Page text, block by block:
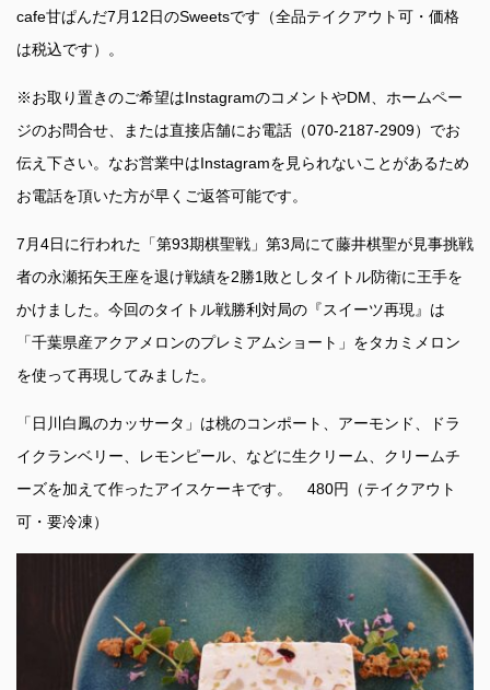
cafe甘ぱんだ7月12日のSweetsです（全品テイクアウト可・価格
は税込です）。
※お取り置きのご希望はInstagramのコメントやDM、ホームペー
ジのお問合せ、または直接店舗にお電話（070-2187-2909）でお
伝え下さい。なお営業中はInstagramを見られないことがあるため
お電話を頂いた方が早くご返答可能です。
7月4日に行われた「第93期棋聖戦」第3局にて藤井棋聖が見事挑戦
者の永瀬拓矢王座を退け戦績を2勝1敗としタイトル防衛に王手を
かけました。今回のタイトル戦勝利対局の『スイーツ再現』は
「千葉県産アクアメロンのプレミアムショート」をタカミメロン
を使って再現してみました。
「日川白鳳のカッサータ」は桃のコンポート、アーモンド、ドラ
イクランベリー、レモンピール、などに生クリーム、クリームチ
ーズを加えて作ったアイスケーキです。 480円（テイクアウト
可・要冷凍）